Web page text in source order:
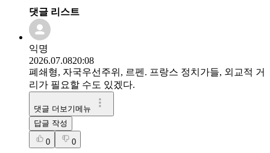
댓글 리스트
익명
2026.07.0820:08
폐쇄형, 자국우선주위, 르펜. 프랑스 정치가들, 외교적 거
리가 필요할 수도 있겠다.
댓글 더보기메뉴
답글 작성
0 0